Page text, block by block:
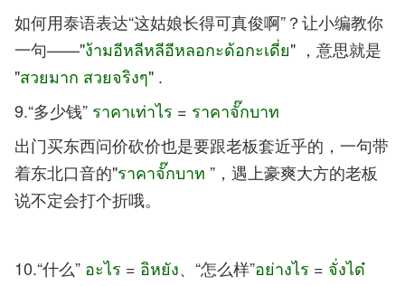
如何用泰语表达“这姑娘长得可真俊啊”？让小编教你
一句——"ง้ามอีหลีหลีอีหลอกะด้อกะเดี่ย" ，意思就是
"สวยมาก สวยจริงๆ" .
9.“多少钱” ราคาเท่าไร = ราคาจั๊กบาท
出门买东西问价砍价也是要跟老板套近乎的，一句带
着东北口音的"ราคาจั๊กบาท ”，遇上豪爽大方的老板
说不定会打个折哦。
10.“什么” อะไร = อิหยัง、“怎么样”อย่างไร = จั่งได๋